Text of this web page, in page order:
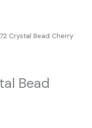
Crystal Bead Cherry
Bead